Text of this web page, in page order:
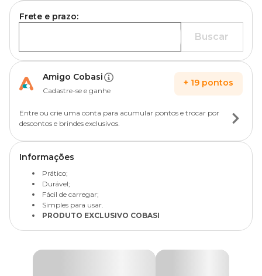
Frete e prazo:
Buscar
Amigo Cobasi
Cadastre-se e ganhe
+ 19 pontos
Entre ou crie uma conta para acumular pontos e trocar por
descontos e brindes exclusivos.
Informações
Prático;
Durável;
Fácil de carregar;
Simples para usar.
PRODUTO EXCLUSIVO COBASI